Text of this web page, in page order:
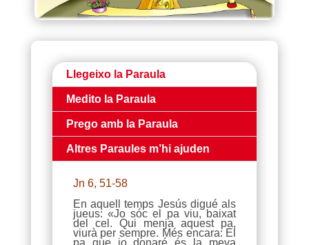
Llegeixo la Paraula
Medito la Paraula
Prego amb la Paraula
Altres Paraules m’hi ajuden
Jn 6, 51-58
En aquell temps Jesús digué als
jueus: «Jo sóc el pa viu, baixat
del cel. Qui menja aquest pa,
viurà per sempre. Més encara: El